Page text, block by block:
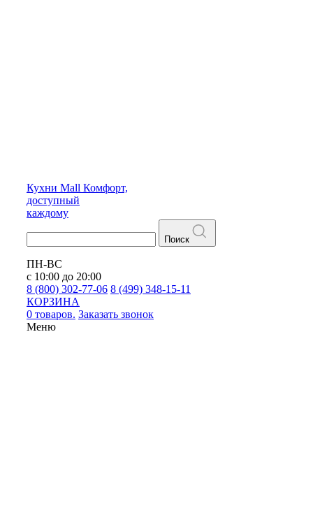
Кухни Mall Комфорт,
доступный
каждому
Поиск
ПН-ВС
с 10:00 до 20:00
8 (800) 302-77-06 8 (499) 348-15-11
КОРЗИНА
0 товаров. Заказать звонок
Меню